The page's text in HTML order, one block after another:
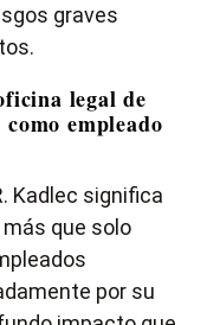
graves
legal de
empleado
Kadlec significa
que solo
por su